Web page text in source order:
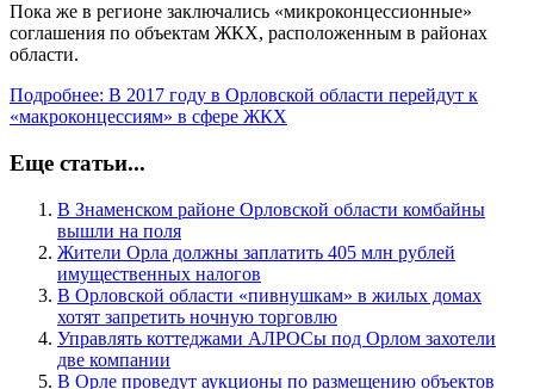
Пока же в регионе заключались «микроконцессионные»
соглашения по объектам ЖКХ, расположенным в районах
области.
Подробнее: В 2017 году в Орловской области перейдут к
«макроконцессиям» в сфере ЖКХ
Еще статьи...
В Знаменском районе Орловской области комбайны
вышли на поля
Жители Орла должны заплатить 405 млн рублей
имущественных налогов
В Орловской области «пивнушкам» в жилых домах
хотят запретить ночную торговлю
Управлять коттеджами АЛРОСы под Орлом захотели
две компании
В Орле проведут аукционы по размещению объектов